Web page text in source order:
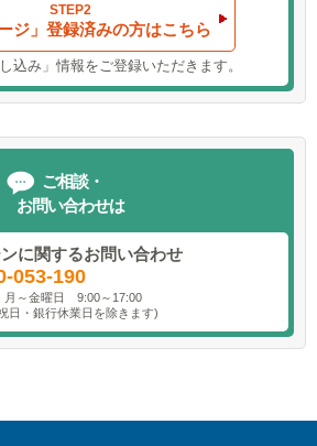
金利・保証料含む）
より決定させていただきます。
済額の試算等は、最寄りの支店窓口または当
)にてご確認いただけます。
STEP2
ジ」登録済みの方はこちら
込み」情報をご登録いただきます。
ご相談・
お問い合わせは
に関するお問い合わせ
053-190
～金曜日 9:00～17:00
日・銀行休業日を除きます)